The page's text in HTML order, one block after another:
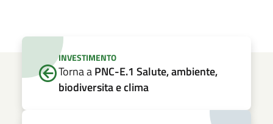
INVESTIMENTO
Torna aPNC-E.1 Salute, ambiente,
biodiversita e clima